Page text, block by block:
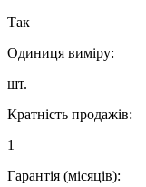
Так
Одиниця виміру:
шт.
Кратність продажів:
1
Гарантія (місяців):